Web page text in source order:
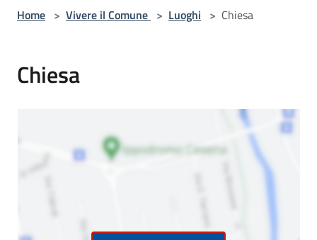
Home > Vivere il Comune > Luoghi > Chiesa
Chiesa